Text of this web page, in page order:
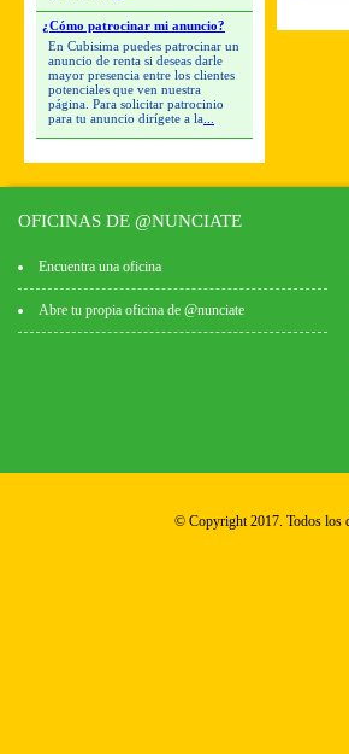
¿Cómo patrocinar mi anuncio?
En Cubisima puedes patrocinar un
anuncio de renta si deseas darle
mayor presencia entre los clientes
potenciales que ven nuestra
página. Para solicitar patrocinio
para tu anuncio dirígete a la
OFICINAS DE @NUNCIATE
Encuentra una oficina
Abre tu propia oficina de @nunciate
© Copyright 2017. Todos los